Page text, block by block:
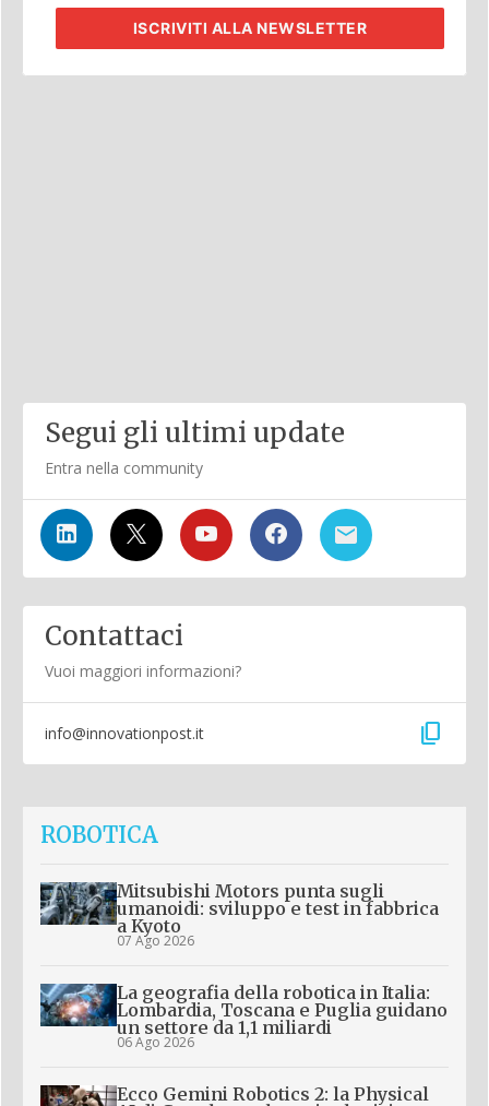
ISCRIVITI ALLA NEWSLETTER
Segui gli ultimi update
Entra nella community
Contattaci
Vuoi maggiori informazioni?
info@innovationpost.it content_copy
ROBOTICA
Mitsubishi Motors punta sugli
umanoidi: sviluppo e test in fabbrica
a Kyoto
07 Ago 2026
La geografia della robotica in Italia:
Lombardia, Toscana e Puglia guidano
un settore da 1,1 miliardi
06 Ago 2026
Ecco Gemini Robotics 2: la Physical